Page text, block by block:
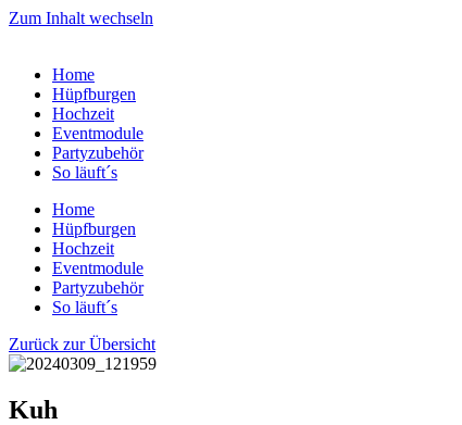
Zum Inhalt wechseln
Home
Hüpfburgen
Hochzeit
Eventmodule
Partyzubehör
So läuft´s
Home
Hüpfburgen
Hochzeit
Eventmodule
Partyzubehör
So läuft´s
Zurück zur Übersicht
Kuh